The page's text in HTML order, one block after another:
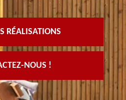
RÉALISATIONS
NOUS !